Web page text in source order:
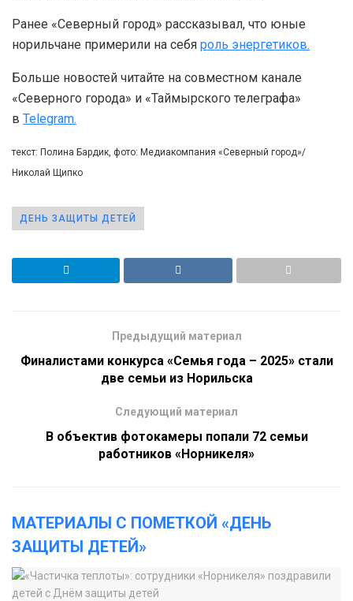
Ранее «Северный город» рассказывал, что юные
норильчане примерили на себя роль энергетиков.
Больше новостей читайте на совместном канале
«Северного города» и «Таймырского телеграфа»
в Telegram.
текст: Полина Бардик, фото: Медиакомпания «Северный город»/
Николай Щипко
ДЕНЬ ЗАЩИТЫ ДЕТЕЙ
Предыдущий материал
Финалистами конкурса «Семья года – 2025» стали
две семьи из Норильска
Следующий материал
В объектив фотокамеры попали 72 семьи
работников «Норникеля»
МАТЕРИАЛЫ С ПОМЕТКОЙ «ДЕНЬ
ЗАЩИТЫ ДЕТЕЙ»